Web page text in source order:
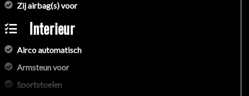
Zij airbag(s) voor
Interieur
Airco automatisch
Armsteun voor
Sportstoelen